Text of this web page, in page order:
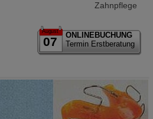
Zahnpflege
August
07
ONLINEBUCHUNG
Termin Erstberatung